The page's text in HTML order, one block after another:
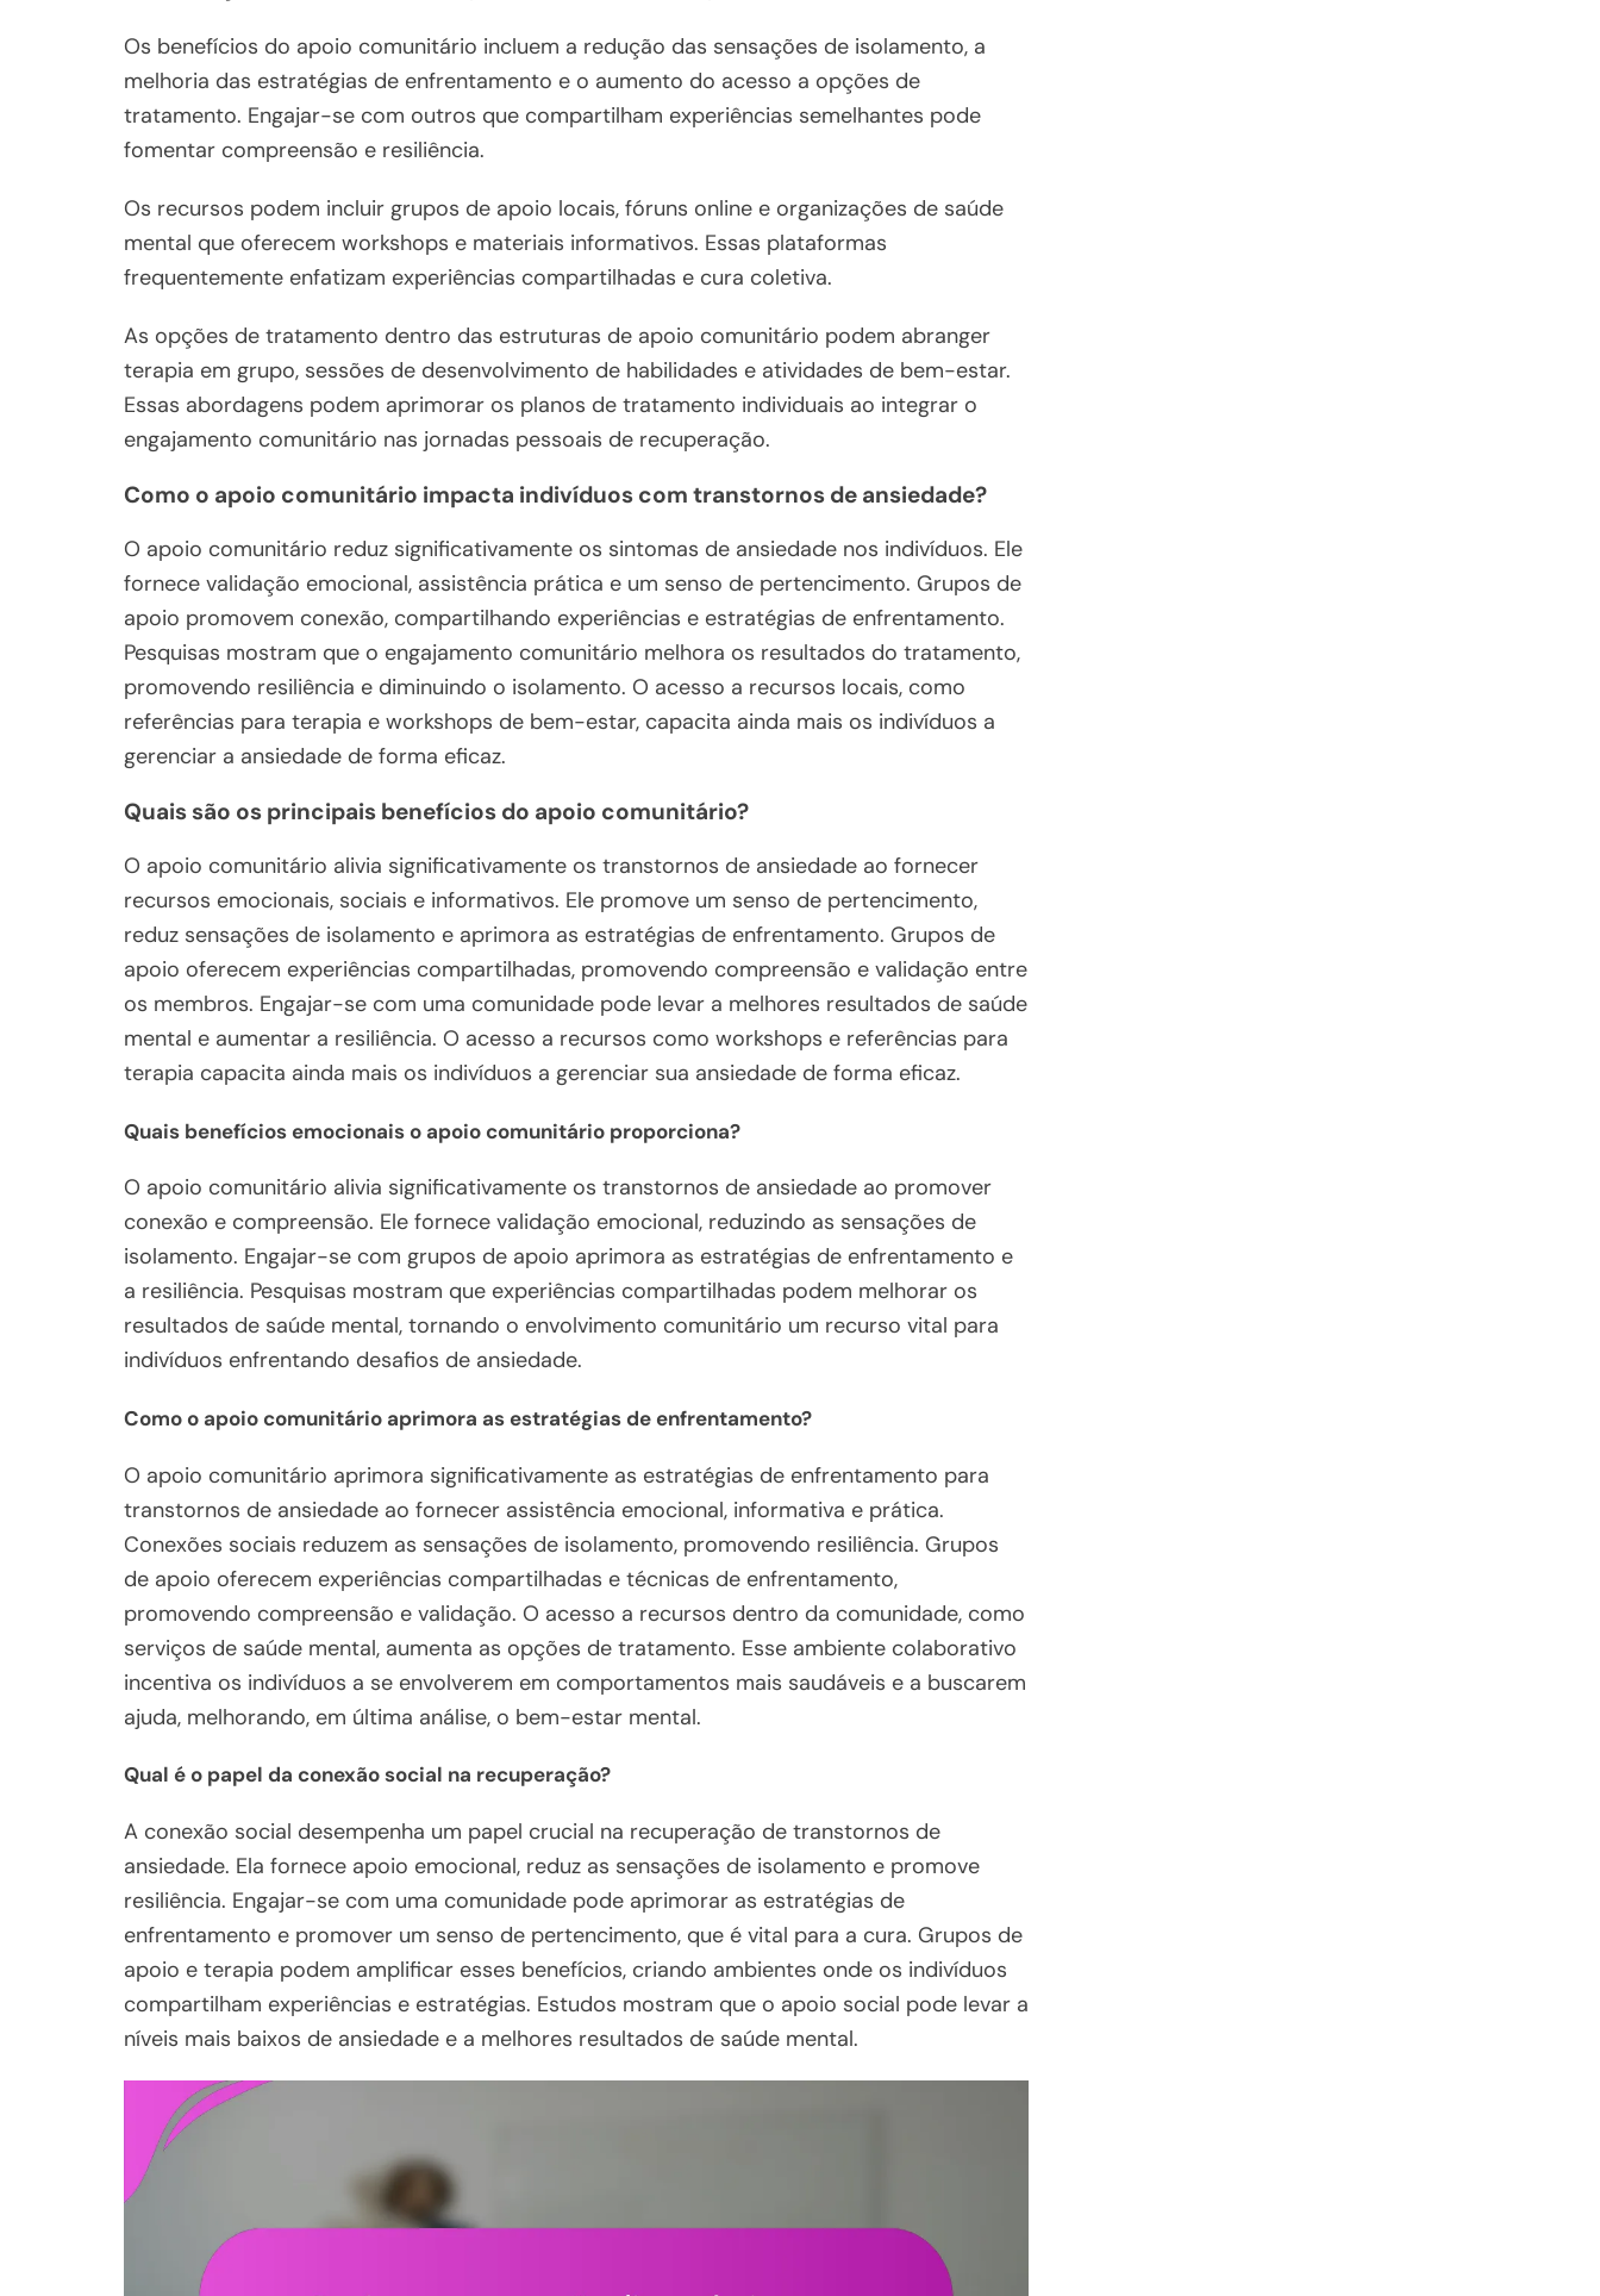
Os benefícios do apoio comunitário incluem a redução das sensações de isolamento, a
melhoria das estratégias de enfrentamento e o aumento do acesso a opções de
tratamento. Engajar-se com outros que compartilham experiências semelhantes pode
fomentar compreensão e resiliência.
Os recursos podem incluir grupos de apoio locais, fóruns online e organizações de saúde
mental que oferecem workshops e materiais informativos. Essas plataformas
frequentemente enfatizam experiências compartilhadas e cura coletiva.
As opções de tratamento dentro das estruturas de apoio comunitário podem abranger
terapia em grupo, sessões de desenvolvimento de habilidades e atividades de bem-estar.
Essas abordagens podem aprimorar os planos de tratamento individuais ao integrar o
engajamento comunitário nas jornadas pessoais de recuperação.
Como o apoio comunitário impacta indivíduos com transtornos de ansiedade?
O apoio comunitário reduz significativamente os sintomas de ansiedade nos indivíduos. Ele
fornece validação emocional, assistência prática e um senso de pertencimento. Grupos de
apoio promovem conexão, compartilhando experiências e estratégias de enfrentamento.
Pesquisas mostram que o engajamento comunitário melhora os resultados do tratamento,
promovendo resiliência e diminuindo o isolamento. O acesso a recursos locais, como
referências para terapia e workshops de bem-estar, capacita ainda mais os indivíduos a
gerenciar a ansiedade de forma eficaz.
Quais são os principais benefícios do apoio comunitário?
O apoio comunitário alivia significativamente os transtornos de ansiedade ao fornecer
recursos emocionais, sociais e informativos. Ele promove um senso de pertencimento,
reduz sensações de isolamento e aprimora as estratégias de enfrentamento. Grupos de
apoio oferecem experiências compartilhadas, promovendo compreensão e validação entre
os membros. Engajar-se com uma comunidade pode levar a melhores resultados de saúde
mental e aumentar a resiliência. O acesso a recursos como workshops e referências para
terapia capacita ainda mais os indivíduos a gerenciar sua ansiedade de forma eficaz.
Quais benefícios emocionais o apoio comunitário proporciona?
O apoio comunitário alivia significativamente os transtornos de ansiedade ao promover
conexão e compreensão. Ele fornece validação emocional, reduzindo as sensações de
isolamento. Engajar-se com grupos de apoio aprimora as estratégias de enfrentamento e
a resiliência. Pesquisas mostram que experiências compartilhadas podem melhorar os
resultados de saúde mental, tornando o envolvimento comunitário um recurso vital para
indivíduos enfrentando desafios de ansiedade.
Como o apoio comunitário aprimora as estratégias de enfrentamento?
O apoio comunitário aprimora significativamente as estratégias de enfrentamento para
transtornos de ansiedade ao fornecer assistência emocional, informativa e prática.
Conexões sociais reduzem as sensações de isolamento, promovendo resiliência. Grupos
de apoio oferecem experiências compartilhadas e técnicas de enfrentamento,
promovendo compreensão e validação. O acesso a recursos dentro da comunidade, como
serviços de saúde mental, aumenta as opções de tratamento. Esse ambiente colaborativo
incentiva os indivíduos a se envolverem em comportamentos mais saudáveis e a buscarem
ajuda, melhorando, em última análise, o bem-estar mental.
Qual é o papel da conexão social na recuperação?
A conexão social desempenha um papel crucial na recuperação de transtornos de
ansiedade. Ela fornece apoio emocional, reduz as sensações de isolamento e promove
resiliência. Engajar-se com uma comunidade pode aprimorar as estratégias de
enfrentamento e promover um senso de pertencimento, que é vital para a cura. Grupos de
apoio e terapia podem amplificar esses benefícios, criando ambientes onde os indivíduos
compartilham experiências e estratégias. Estudos mostram que o apoio social pode levar a
níveis mais baixos de ansiedade e a melhores resultados de saúde mental.